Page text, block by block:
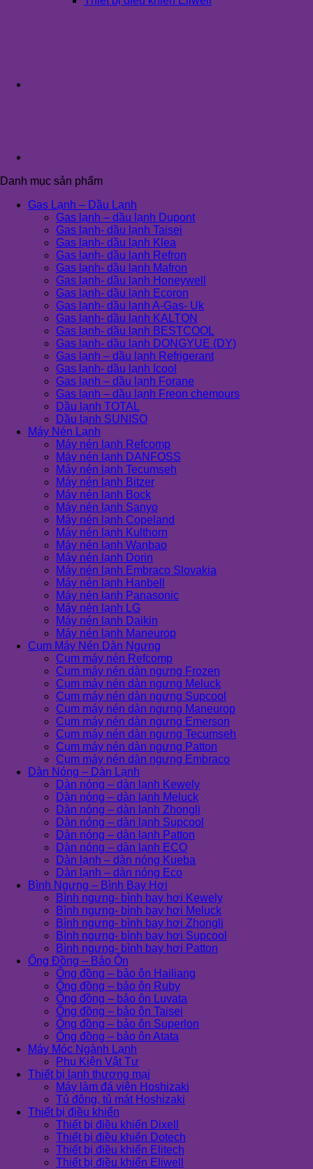
Danh mục sản phẩm
Gas Lạnh – Dầu Lạnh
Gas lạnh – dầu lạnh Dupont
Gas lạnh- dầu lạnh Taisei
Gas lạnh- dầu lạnh Klea
Gas lạnh- dầu lạnh Refron
Gas lạnh- dầu lạnh Mafron
Gas lạnh- dầu lạnh Honeywell
Gas lạnh- dầu lạnh Ecoron
Gas lạnh- dầu lạnh A-Gas- Uk
Gas lạnh- dầu lạnh KALTON
Gas lạnh- dầu lạnh BESTCOOL
Gas lạnh- dầu lạnh DONGYUE (DY)
Gas lạnh – dầu lạnh Refrigerant
Gas lạnh- dầu lạnh Icool
Gas lạnh – dầu lạnh Forane
Gas lạnh – dầu lạnh Freon chemours
Dầu lạnh TOTAL
Dầu lạnh SUNISO
Máy Nén Lạnh
Máy nén lạnh Refcomp
Máy nén lạnh DANFOSS
Máy nén lạnh Tecumseh
Máy nén lạnh Bitzer
Máy nén lạnh Bock
Máy nén lạnh Sanyo
Máy nén lạnh Copeland
Máy nén lạnh Kulthorn
Máy nén lạnh Wanbao
Máy nén lạnh Dorin
Máy nén lạnh Embraco Slovakia
Máy nén lạnh Hanbell
Máy nén lạnh Panasonic
Máy nén lạnh LG
Máy nén lạnh Daikin
Máy nén lạnh Maneurop
Cụm Máy Nén Dàn Ngưng
Cụm máy nén Refcomp
Cụm máy nén dàn ngưng Frozen
Cụm máy nén dàn ngưng Meluck
Cụm máy nén dàn ngưng Supcool
Cụm máy nén dàn ngưng Maneurop
Cụm máy nén dàn ngưng Emerson
Cụm máy nén dàn ngưng Tecumseh
Cụm máy nén dàn ngưng Patton
Cụm máy nén dàn ngưng Embraco
Dàn Nóng – Dàn Lạnh
Dàn nóng – dàn lạnh Kewely
Dàn nóng – dàn lạnh Meluck
Dàn nóng – dàn lạnh Zhongli
Dàn nóng – dàn lạnh Supcool
Dàn nóng – dàn lạnh Patton
Dàn nóng – dàn lạnh ECO
Dàn lạnh – dàn nóng Kueba
Dàn lạnh – dàn nóng Eco
Bình Ngưng – Bình Bay Hơi
Bình ngưng- bình bay hơi Kewely
Bình ngưng- bình bay hơi Meluck
Bình ngưng- bình bay hơi Zhongli
Bình ngưng- bình bay hơi Supcool
Bình ngưng- bình bay hơi Patton
Ống Đồng – Bảo Ôn
Ống đồng – bảo ôn Hailiang
Ống đồng – bảo ôn Ruby
Ống đồng – bảo ôn Luvata
Ống đồng – bảo ôn Taisei
Ống đồng – bảo ôn Superlon
Ống đồng – bảo ôn Atata
Máy Móc Ngành Lạnh
Phụ Kiện Vật Tư
Thiết bị lạnh thương mại
Máy làm đá viên Hoshizaki
Tủ đông, tủ mát Hoshizaki
Thiết bị điều khiển
Thiết bị điều khiển Dixell
Thiết bị điều khiển Dotech
Thiết bị điều khiển Elitech
Thiết bị điều khiển Eliwell